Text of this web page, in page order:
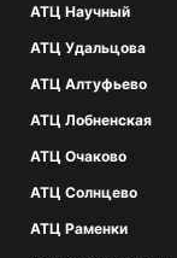
АТЦ Научный
АТЦ Удальцова
АТЦ Алтуфьево
АТЦ Лобненская
АТЦ Очаково
АТЦ Солнцево
АТЦ Раменки